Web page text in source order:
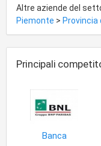
Altre aziende del
Piemonte > Provincia
Principali
Banca